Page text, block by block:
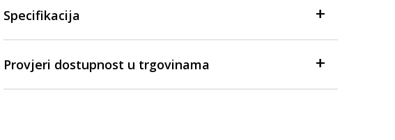
Specifikacija
Provjeri dostupnost u trgovinama